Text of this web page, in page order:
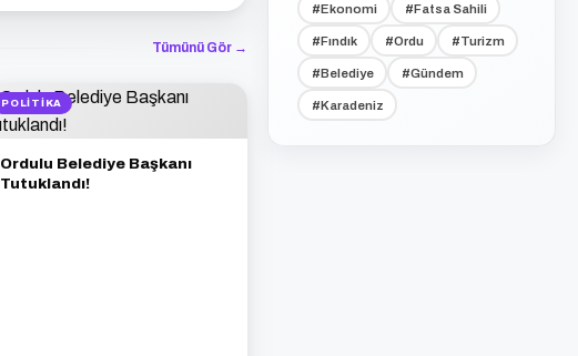
Tümünü Gör →
POLITIKA
Ordulu Belediye Başkanı
Tutuklandı!
#Ekonomi #Fatsa Sahili
#Fındık #Ordu #Turizm
#Belediye #Gündem
#Karadeniz